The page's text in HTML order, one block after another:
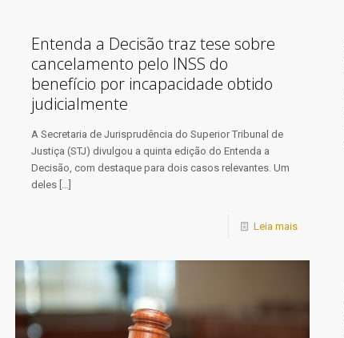
Entenda a Decisão traz tese sobre
cancelamento pelo INSS do
benefício por incapacidade obtido
judicialmente
A Secretaria de Jurisprudência do Superior Tribunal de
Justiça (STJ) divulgou a quinta edição do Entenda a
Decisão, com destaque para dois casos relevantes. Um
deles[…]
Leia mais